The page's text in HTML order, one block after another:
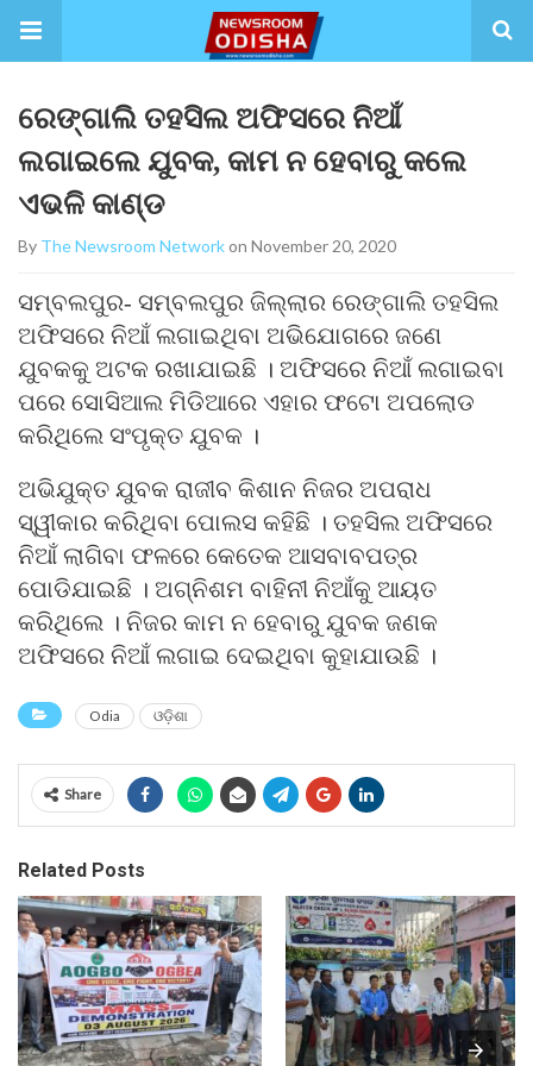
ରେଙ୍ଗାଲି ତହସିଲ ଅଫିସରେ ନିଆଁ
ଲଗାଇଲେ ଯୁବକ, କାମ ନ ହେବାରୁ କଲେ
ଏଭଳି କାଣ୍ଡ
By The Newsroom Networkon November 20, 2020
ସମ୍ବଲପୁର- ସମ୍ବଲପୁର ଜିଲ୍ଲାର ରେଙ୍ଗାଲି ତହସିଲ
ଅଫିସରେ ନିଆଁ ଲଗାଇଥିବା ଅଭିଯୋଗରେ ଜଣେ
ଯୁବକକୁ ଅଟକ ରଖାଯାଇଛି । ଅଫିସରେ ନିଆଁ ଲଗାଇବା
ପରେ ସୋସିଆଲ ମିଡିଆରେ ଏହାର ଫଟୋ ଅପଲୋଡ
କରିଥିଲେ ସଂପୃକ୍ତ ଯୁବକ ।
ଅଭିଯୁକ୍ତ ଯୁବକ ରାଜୀବ କିଶାନ ନିଜର ଅପରାଧ
ସ୍ୱୀକାର କରିଥିବା ପୋଲସ କହିଛି । ତହସିଲ ଅଫିସରେ
ନିଆଁ ଲାଗିବା ଫଳରେ କେତେକ ଆସବାବପତ୍ର
ପୋଡିଯାଇଛି । ଅଗ୍ନିଶମ ବାହିନୀ ନିଆଁକୁ ଆୟତ
କରିଥିଲେ । ନିଜର କାମ ନ ହେବାରୁ ଯୁବକ ଜଣକ
ଅଫିସରେ ନିଆଁ ଲଗାଇ ଦେଇଥିବା କୁହାଯାଉଛି ।
Odia ଓଡ଼ିଶା
Share
Related Posts